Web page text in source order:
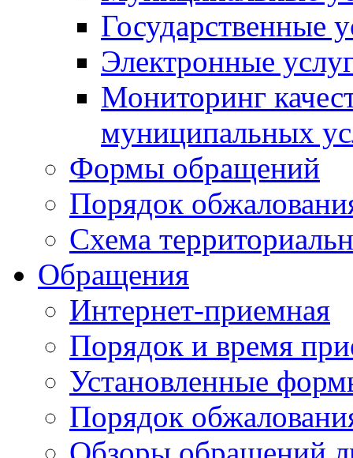
Государственные
Электронные
Мониторинг
муниципальных
Формы обращений
Порядок
Схема
Обращения
Интернет-приемная
Порядок и время
Установленные
Порядок